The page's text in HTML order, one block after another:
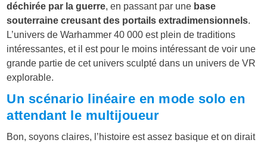
déchirée par la guerre, en passant par une base
souterraine creusant des portails extradimensionnels.
L’univers de Warhammer 40 000 est plein de traditions
intéressantes, et il est pour le moins intéressant de voir une
grande partie de cet univers sculpté dans un univers de VR
explorable.
Un scénario linéaire en mode solo en
attendant le multijoueur
Bon, soyons claires, l’histoire est assez basique et on dirait